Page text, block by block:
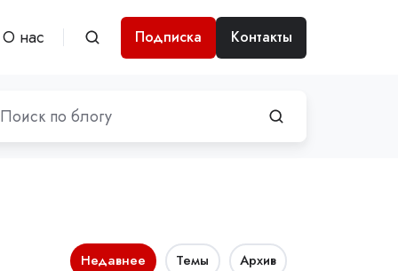
О нас Подписка Контакты
Недавнее Темы Архив